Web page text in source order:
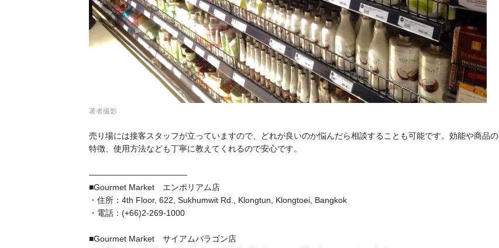
著者撮影
売り場には接客スタッフが立っていますので、どれが良いのか悩んだら相談することも可能です。効能や商品の
特徴、使用方法なども丁寧に教えてくれるので安心です。
————————————
■Gourmet Market エンポリアム店
・住所：4th Floor, 622, Sukhumwit Rd., Klongtun, Klongtoei, Bangkok
・電話：(+66)2-269-1000
■Gourmet Market サイアムパラゴン店